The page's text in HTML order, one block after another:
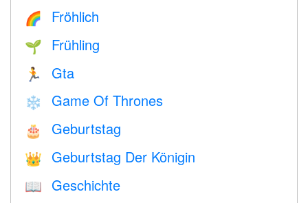
🌈 Fröhlich
🌱 Frühling
🏃 Gta
❄️ Game Of Thrones
🎂 Geburtstag
👑 Geburtstag Der Königin
📖
Geschichte